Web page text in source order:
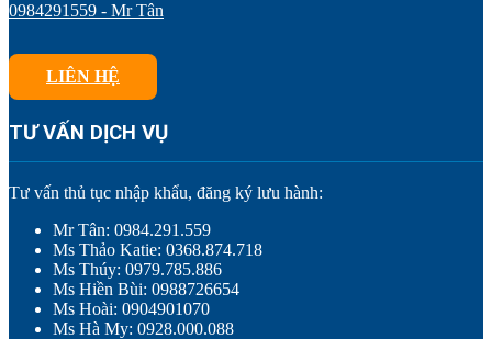
0984291559 - Mr Tân
LIÊN HỆ
TƯ VẤN DỊCH VỤ
Tư vấn thủ tục nhập khẩu, đăng ký lưu hành:
Mr Tân: 0984.291.559
Ms Thảo Katie: 0368.874.718
Ms Thúy: 0979.785.886
Ms Hiền Bùi: 0988726654
Ms Hoài: 0904901070
Ms Hà My: 0928.000.088